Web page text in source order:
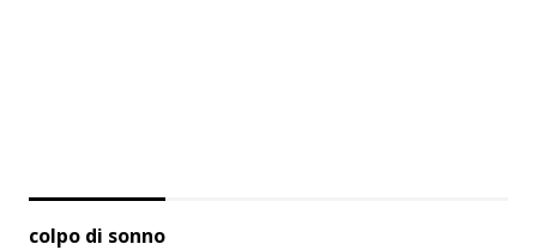
colpo di sonno